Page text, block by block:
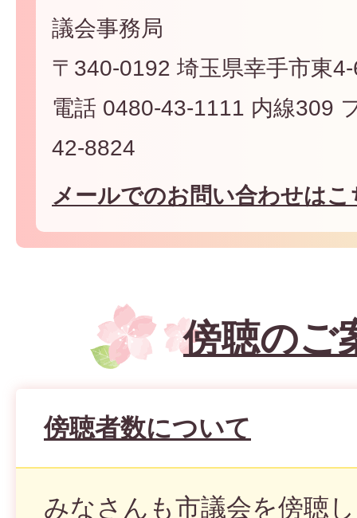
議会事務局
〒340-0192 埼玉県幸手市東
電話 0480-43-1111 内線309
42-8824
メールでのお問い合わせは
傍聴のご
傍聴者数について
みなさんも市議会を傍聴